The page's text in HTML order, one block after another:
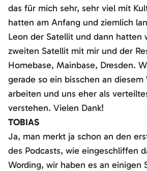
das für mich sehr, sehr viel mit
hatten am Anfang und ziemlich
Leon der Satellit und dann hatten
zweiten Satellit mit mir und der
Homebase, Mainbase, Dresden.
gerade so ein bisschen an diesem
arbeiten und uns eher als
verstehen. Vielen Dank!
TOBIAS
Ja, man merkt ja schon an den
des Podcasts, wie eingeschliffen
Wording, wir haben es an einigen